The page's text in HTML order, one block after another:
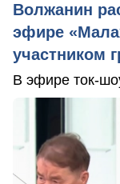
Волжанин
эфире
участником
В эфире ток-